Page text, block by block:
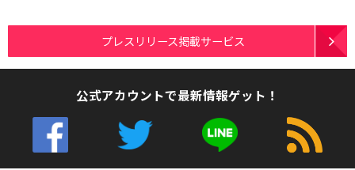
プレスリリース掲載サービス
公式アカウントで最新情報ゲット！